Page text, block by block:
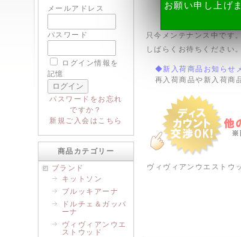
只今メンテナンス中です。
しばらくお待ちください。
◆新入荷商品お知らせ
再入荷商品や新入荷商
ヴィヴィアンウエストウ
メールアドレス
パスワード
ログイン情報を
記憶
パスワードをお忘れ
ですか？
新規ご入会はこちら
商品カテゴリー
ブランド
キットソン
ブルッキアーナ
ドルチェ＆ガッバ
ーナ
ヴィヴィアンウエ
ストウッド
お願い申し上げ